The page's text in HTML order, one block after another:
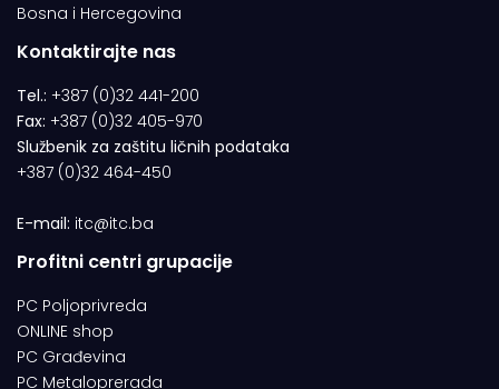
Bosna i Hercegovina
Kontaktirajte nas
Tel.: +387 (0)32 441-200
Fax: +387 (0)32 405-970
Službenik za zaštitu ličnih podataka
+387 (0)32 464-450
E-mail: itc@itc.ba
Profitni centri grupacije
PC Poljoprivreda
ONLINE shop
PC Građevina
PC Metaloprerada